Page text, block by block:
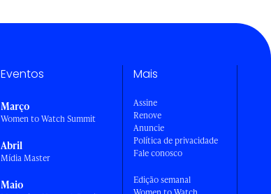
Eventos
Março
Women to Watch Summit
Abril
Mídia Master
Maio
Mais
Assine
Renove
Anuncie
Política de privacidade
Fale conosco
Edição semanal